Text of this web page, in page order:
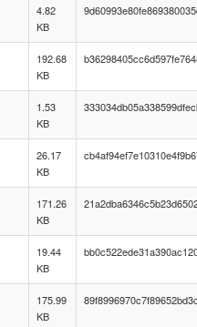
4.82
KB
192.68
KB
1.53
KB
26.17
KB
171.26
KB
19.44
KB
175.99
KB